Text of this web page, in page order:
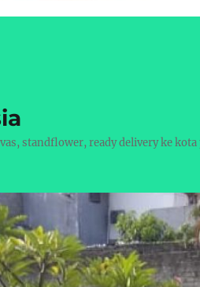
standflower, ready delivery ke